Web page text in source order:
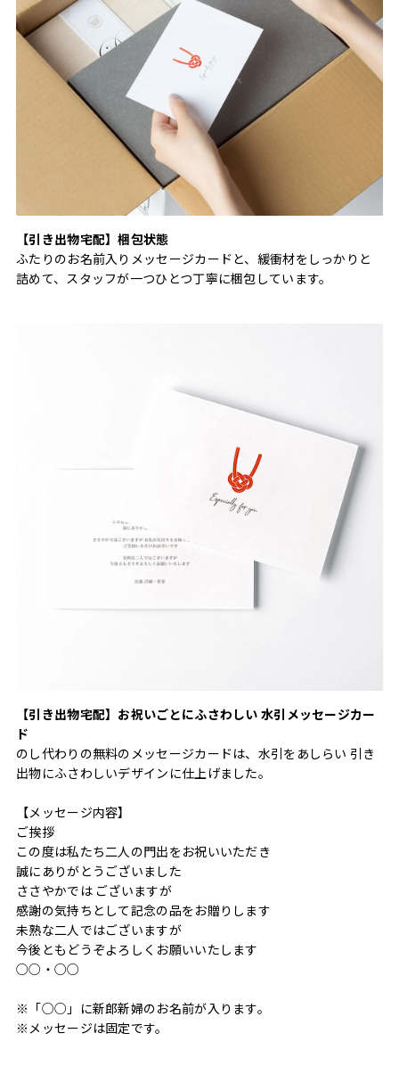
【引き出物宅配】梱包状態
ふたりのお名前入りメッセージカードと、緩衝材をしっかりと
詰めて、スタッフが一つひとつ丁寧に梱包しています。
【引き出物宅配】お祝いごとにふさわしい 水引メッセージカー
ド
のし代わりの無料のメッセージカードは、水引をあしらい 引き
出物にふさわしいデザインに仕上げました。
【メッセージ内容】
ご挨拶
この度は私たち二人の門出をお祝いいただき
誠にありがとうございました
ささやかでは ございますが
感謝の気持ちとして記念の品をお贈りします
未熟な二人ではございますが
今後ともどうぞよろしくお願いいたします
○○・○○
※「○○」に新郎新婦のお名前が入ります。
※メッセージは固定です。